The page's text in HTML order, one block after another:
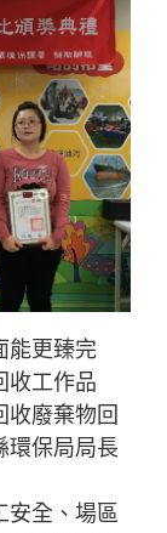
能更臻完
收工作品
收廢棄物回
環保局局長
安全、場區